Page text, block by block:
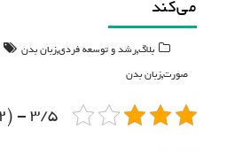
می‌کند
بلاگ,رشد و توسعه فردی,زبان بدن
صورت,زبان بدن
3/5 - (2 امتیاز)